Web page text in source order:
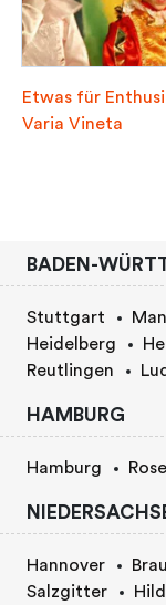
Etwas für
Varia Vineta
BADEN-
Stuttgart
Heidelberg
Reutlingen
HAMBURG
Hamburg
Hannover
Salzgitter